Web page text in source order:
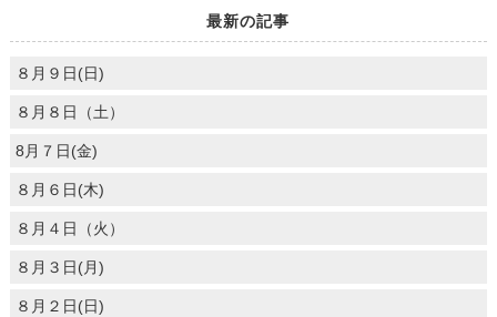
最新の記事
８月９日(日)
８月８日（土）
8月７日(金)
８月６日(木)
８月４日（火）
８月３日(月)
８月２日(日)